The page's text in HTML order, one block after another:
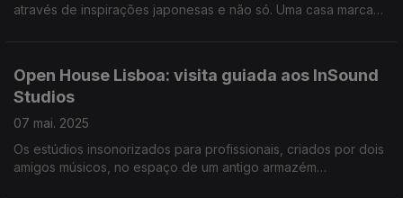
através de inspirações japonesas e não só. Uma casa marcada
Open House Lisboa: visita guiada aos InSound
Studios
07 mai. 2025
Os estúdios insonorizados para profissionais, criados por dois
amigos músicos, no espaço de um antigo armazém